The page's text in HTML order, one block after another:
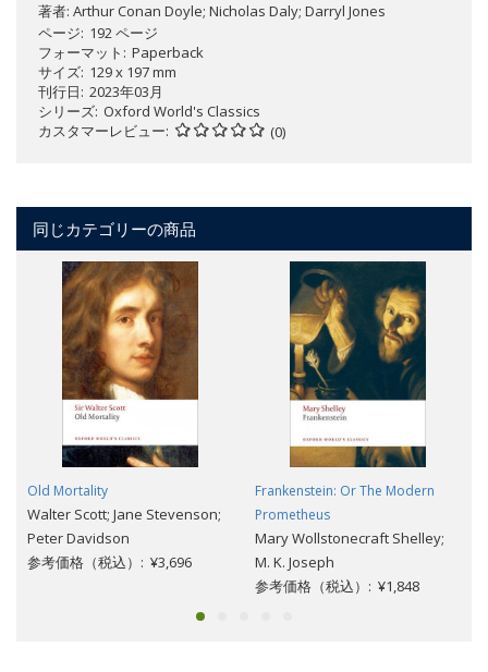
著者: Arthur Conan Doyle; Nicholas Daly; Darryl Jones
ページ 192 ページ
フォーマット
Paperback
サイズ 129 x 197 mm
刊行日 2023年03月
シリーズ Oxford World's Classics
カスタマーレビュー
(0)
同じカテゴリーの商品
Old Mortality
Walter Scott; Jane Stevenson;
Peter Davidson
参考価格（税込）: ¥3,696
Frankenstein: Or The Modern
Prometheus
Mary Wollstonecraft Shelley;
M. K. Joseph
参考価格（税込）: ¥1,848